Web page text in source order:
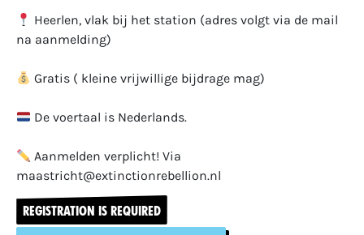
Heerlen, vlak bij het station (adres volgt via de mail
na aanmelding)
Gratis ( kleine vrijwillige bijdrage mag)
De voertaal is Nederlands.
Aanmelden verplicht! Via
maastricht@extinctionrebellion.nl
REGISTRATION IS REQUIRED